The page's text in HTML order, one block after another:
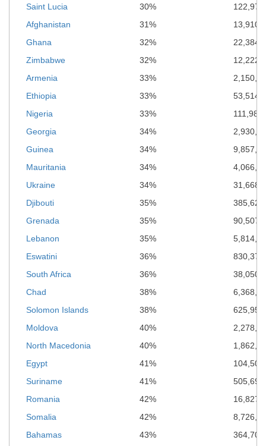
Saint Lucia 30%
Afghanistan
31%
Ghana
32%
Zimbabwe
32%
Armenia
33%
Ethiopia
33%
Nigeria
33%
Georgia
34%
Guinea
34%
Mauritania
34%
Ukraine
34%
Djibouti
35%
385,621
Grenada
35%
90,507*
Lebanon
35%
Eswatini
36%
South Africa
36%
Chad
38%
Solomon Islands
38%
Moldova
40%
North Macedonia
40%
Egypt
41%
Suriname
41%
Romania
42%
Somalia
42%
Bahamas
43%